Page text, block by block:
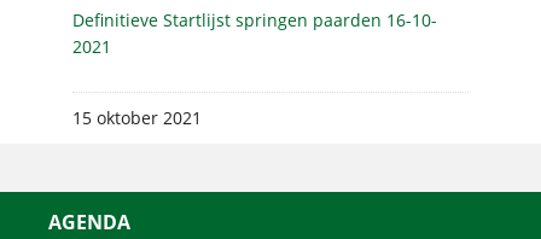
Definitieve Startlijst springen paarden 16-10-
2021
15 oktober 2021
AGENDA